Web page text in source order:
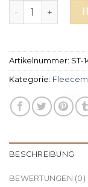
fleecemantel
Artikelnummer: ST-
Kategorie:
BESCHREIBUNG
BEWERTUNGEN (0)